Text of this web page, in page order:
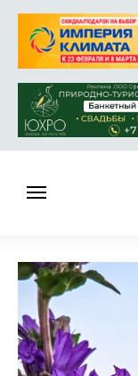
НОВОСТИ
РАБОТА